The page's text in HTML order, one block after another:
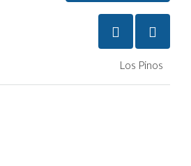
Los Pinos